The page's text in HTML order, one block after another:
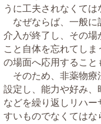
うに工夫されなくては
なぜならば、一般
介入が終了し、その
こと自体を忘れてし
の場面へ応用すること
そのため、非薬物
設定し、能力や好み
などを繰り返しリハ
すいものでなくてはな